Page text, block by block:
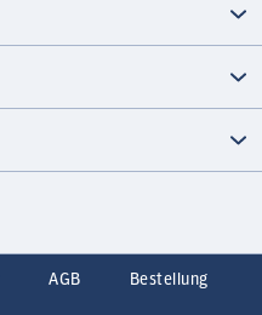
AGB Bestellung